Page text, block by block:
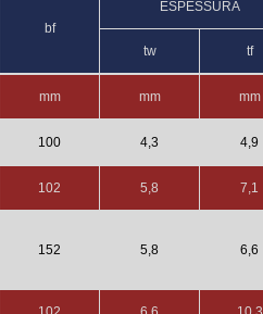
bf
ESPESSURA
tw tf
mm mm mm
100 4,3 4,9
102 5,8 7,1
152 5,8 6,6